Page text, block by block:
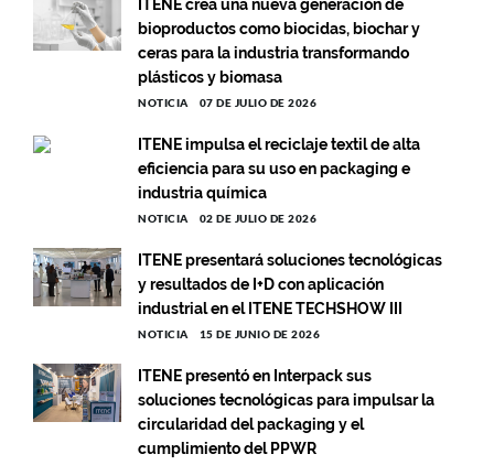
ITENE crea una nueva generación de
bioproductos como biocidas, biochar y
ceras para la industria transformando
plásticos y biomasa
NOTICIA 07 DE JULIO DE 2026
ITENE impulsa el reciclaje textil de alta
eficiencia para su uso en packaging e
industria química
NOTICIA 02 DE JULIO DE 2026
ITENE presentará soluciones tecnológicas
y resultados de I+D con aplicación
industrial en el ITENE TECHSHOW III
NOTICIA 15 DE JUNIO DE 2026
ITENE presentó en Interpack sus
soluciones tecnológicas para impulsar la
circularidad del packaging y el
cumplimiento del PPWR